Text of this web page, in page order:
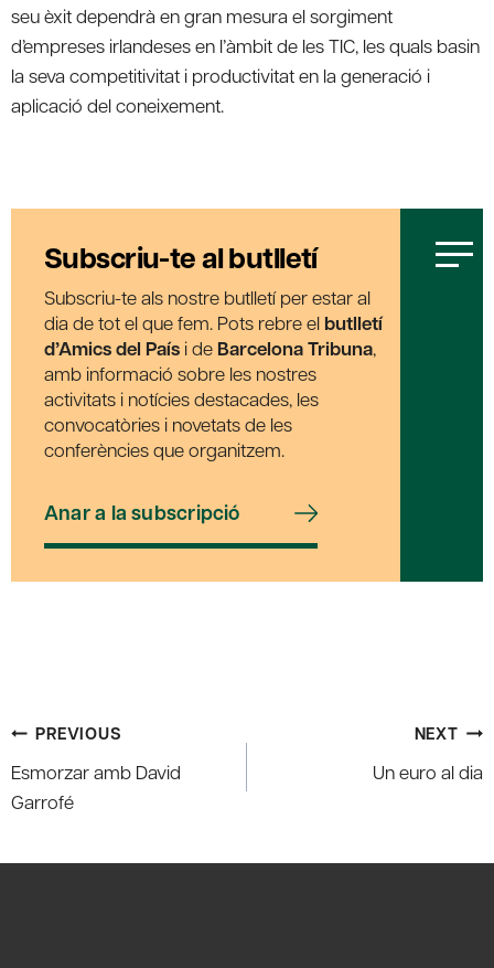
seu èxit dependrà en gran mesura el sorgiment
d’empreses irlandeses en l’àmbit de les TIC, les quals basin
la seva competitivitat i productivitat en la generació i
aplicació del coneixement.
Subscriu-te al butlletí
Subscriu-te als nostre butlletí per estar al
dia de tot el que fem. Pots rebre el butlletí
d’Amics del País i de Barcelona Tribuna,
amb informació sobre les nostres
activitats i notícies destacades, les
convocatòries i novetats de les
conferències que organitzem.
Anar a la subscripció
Post
navigation
PREVIOUS
Esmorzar amb David
Garrofé
NEXT
Un euro al dia